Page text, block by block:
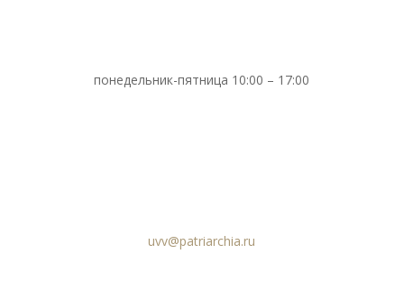
понедельник-пятница 10:00 – 17:00
uvv@patriarchia.ru